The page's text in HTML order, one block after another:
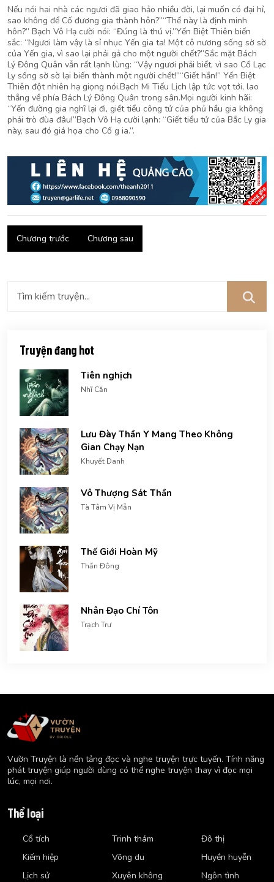
Nếu nói hai nhà các ngươi đã giao hảo nhiều đời, lại muốn có đại hỉ,
sao không để Cố đương gia thành hôn?”“Thế này là định minh
hôn?” Bạch Vô Hạ cười nói: “Đúng là thú vị.”Yến Biệt Thiên biến
sắc: “Ngươi làm vậy là sỉ nhục Yến gia ta! Một cô nương sống sờ sờ
của Yến gia, vì sao lại phải gả cho một người chết?”Sắc mặt Bách
Lý Đông Quân vẫn rất lạnh lùng: “Vậy ngươi phải biết, vì sao Cố Lạc
Ly sống sờ sờ lại biến thành một người chết!”“Giết hắn!” Yến Biệt
Thiên đột nhiên hạ giọng nói.Bạch Mi Tiếu Lịch lập tức vọt tới, lao
thẳng về phía Bách Lý Đông Quân trong sân.Mọi người kinh hãi:
“Yến đường gia nghĩ lại đi, giết tiểu công tử của phủ hầu gia không
phải trò đùa đâu!”Bạch Vô Hạ cười lạnh: “Giết tiểu tử của Bắc Ly gia
này, sau đó giá họa cho Cố g ia.”.
Chương trước Chương sau
Truyện đang hot
Tiên nghịch
Nhĩ Căn
Lưu Đày Thần Y Mang Theo Không
Gian Chạy Nạn
Khuyết Danh
Vô Thượng Sát Thần
Tà Tâm Vị Mẫn
Thế Giới Hoàn Mỹ
Thần Đông
Nhân Đạo Chí Tôn
Trạch Trư
Vườn Truyện là nền tảng đọc và nghe truyện trực tuyến. Tính năng
phát truyện giúp người dùng có thể nghe truyện thay vì đọc mọi
lúc, mọi nơi.
Thể loại
Cổ tích
Kiếm hiệp
Lịch sử
Trinh thám
Võng du
Xuyên không
Đô thị
Huyền huyễn
Ngôn tình